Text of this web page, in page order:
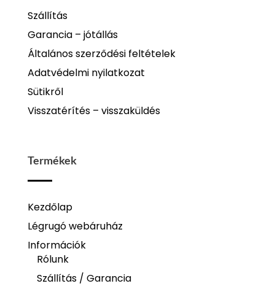
Szállítás
Garancia – jótállás
Általános szerződési feltételek
Adatvédelmi nyilatkozat
Sütikről
Visszatérítés – visszaküldés
Termékek
Kezdőlap
Légrugó webáruház
Információk
Rólunk
Szállítás / Garancia